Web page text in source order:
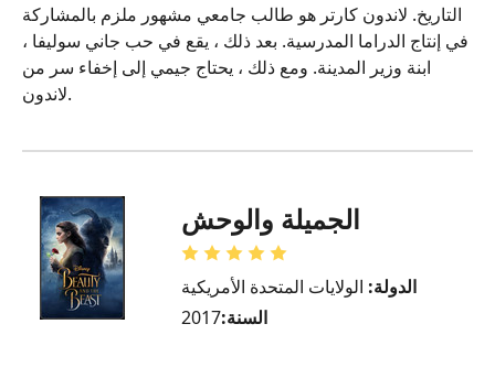
التاريخ. لاندون كارتر هو طالب جامعي مشهور ملزم بالمشاركة
في إنتاج الدراما المدرسية. بعد ذلك ، يقع في حب جاني سوليفا ،
ابنة وزير المدينة. ومع ذلك ، يحتاج جيمي إلى إخفاء سر من
لاندون.
الجميلة والوحش
الدولة: الولايات المتحدة الأمريكية
السنة:2017